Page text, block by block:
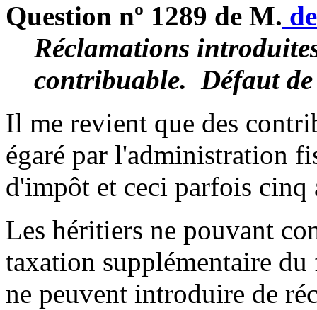
Question nº 1289 de M.
Réclamations
contribuable. ­ Défaut
Il me revient que des
égaré par l'administration
d'impôt et ceci parfois cinq
Les héritiers ne pouvant
taxation supplémentaire
ne peuvent introduire de